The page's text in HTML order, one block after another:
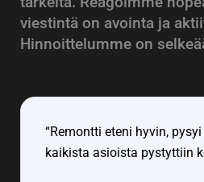
viestintä on avointa ja
Hinnoittelumme on
“Remontti eteni hyvin,
kaikista asioista pystyttiin